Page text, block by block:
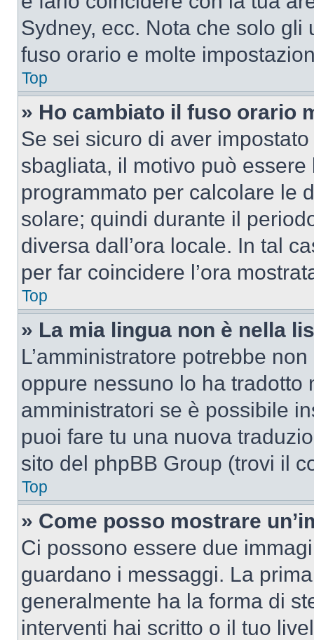
Sydney, ecc. Nota che solo
fuso orario e molte
Top
» Ho cambiato il fuso orario
Se sei sicuro di aver
sbagliata, il motivo può essere
programmato per calcolare le
solare; quindi durante il
diversa dall’ora locale. In tal
per far coincidere l’ora
Top
» La mia lingua non è nella
L’amministratore potrebbe
oppure nessuno lo ha
amministratori se è possibile
puoi fare tu una nuova
sito del phpBB Group (trovi il
Top
» Come posso mostrare
Ci possono essere due
guardano i messaggi. La
generalmente ha la forma di
interventi hai scritto o il tuo